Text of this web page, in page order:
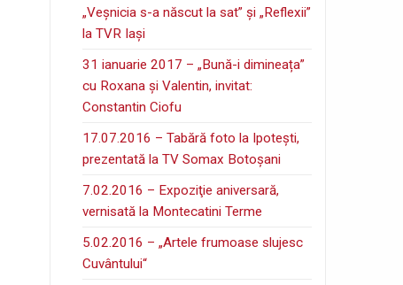
„Veşnicia s-a născut la sat” şi „Reflexii”
la TVR Iaşi
31 ianuarie 2017 – „Bună-i dimineața”
cu Roxana și Valentin, invitat:
Constantin Ciofu
17.07.2016 – Tabără foto la Ipoteşti,
prezentată la TV Somax Botoşani
7.02.2016 – Expoziţie aniversară,
vernisată la Montecatini Terme
5.02.2016 – „Artele frumoase slujesc
Cuvântului“